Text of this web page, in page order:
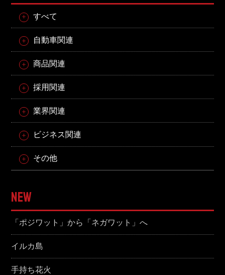
すべて
自動車関連
商品関連
採用関連
業界関連
ビジネス関連
その他
NEW
「ポジワット」から「ネガワット」へ
イルカ島
手持ち花火